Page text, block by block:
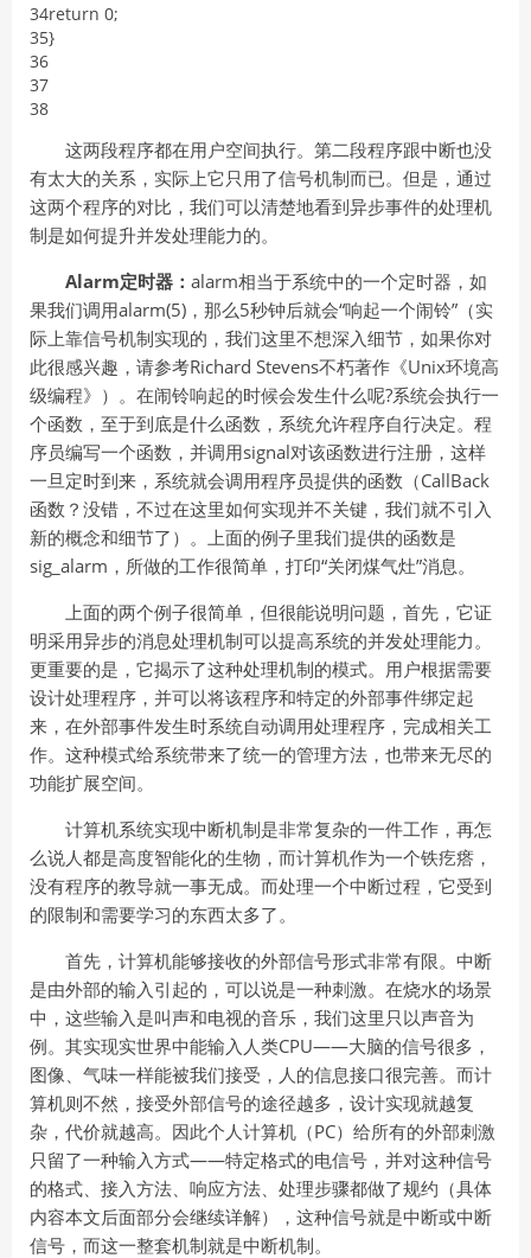
34
35
36
37
38
return 0;
}
这两段程序都在用户空间执行。第二段程序跟中断也没
有太大的关系，实际上它只用了信号机制而已。但是，通过
这两个程序的对比，我们可以清楚地看到异步事件的处理机
制是如何提升并发处理能力的。
Alarm定时器： alarm相当于系统中的一个定时器，如
果我们调用alarm(5)，那么5秒钟后就会“响起一个闹铃”（实
际上靠信号机制实现的，我们这里不想深入细节，如果你对
此很感兴趣，请参考Richard Stevens不朽著作《Unix环境高
级编程》）。在闹铃响起的时候会发生什么呢?系统会执行一
个函数，至于到底是什么函数，系统允许程序自行决定。程
序员编写一个函数，并调用signal对该函数进行注册，这样
一旦定时到来，系统就会调用程序员提供的函数（CallBack
函数？没错，不过在这里如何实现并不关键，我们就不引入
新的概念和细节了）。上面的例子里我们提供的函数是
sig_alarm，所做的工作很简单，打印“关闭煤气灶”消息。
上面的两个例子很简单，但很能说明问题，首先，它证
明采用异步的消息处理机制可以提高系统的并发处理能力。
更重要的是，它揭示了这种处理机制的模式。用户根据需要
设计处理程序，并可以将该程序和特定的外部事件绑定起
来，在外部事件发生时系统自动调用处理程序，完成相关工
作。这种模式给系统带来了统一的管理方法，也带来无尽的
功能扩展空间。
计算机系统实现中断机制是非常复杂的一件工作，再怎
么说人都是高度智能化的生物，而计算机作为一个铁疙瘩，
没有程序的教导就一事无成。而处理一个中断过程，它受到
的限制和需要学习的东西太多了。
首先，计算机能够接收的外部信号形式非常有限。中断
是由外部的输入引起的，可以说是一种刺激。在烧水的场景
中，这些输入是叫声和电视的音乐，我们这里只以声音为
例。其实现实世界中能输入人类CPU——大脑的信号很多，
图像、气味一样能被我们接受，人的信息接口很完善。而计
算机则不然，接受外部信号的途径越多，设计实现就越复
杂，代价就越高。因此个人计算机（PC）给所有的外部刺激
只留了一种输入方式——特定格式的电信号，并对这种信号
的格式、接入方法、响应方法、处理步骤都做了规约（具体
内容本文后面部分会继续详解），这种信号就是中断或中断
信号，而这一整套机制就是中断机制。